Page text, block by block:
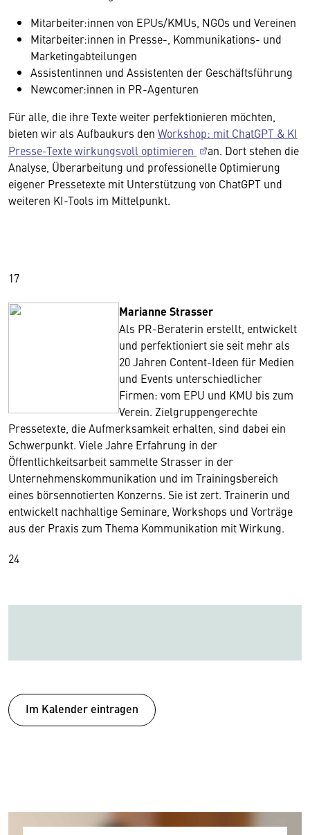
Mitarbeiter:innen von EPUs/KMUs, NGOs und Vereinen
Mitarbeiter:innen in Presse-, Kommunikations- und
Marketingabteilungen
Assistentinnen und Assistenten der Geschäftsführung
Newcomer:innen in PR-Agenturen
Für alle, die ihre Texte weiter perfektionieren möchten,
bieten wir als Aufbaukurs den Workshop: mit ChatGPT & KI
Presse-Texte wirkungsvoll optimieren
an. Dort stehen die
Analyse, Überarbeitung und professionelle Optimierung
eigener Pressetexte mit Unterstützung von ChatGPT und
weiteren KI-Tools im Mittelpunkt.
17
Marianne Strasser
Als PR-Beraterin erstellt, entwickelt
und perfektioniert sie seit mehr als
20 Jahren Content-Ideen für Medien
und Events unterschiedlicher
Firmen: vom EPU und KMU bis zum
Verein. Zielgruppengerechte
Pressetexte, die Aufmerksamkeit erhalten, sind dabei ein
Schwerpunkt. Viele Jahre Erfahrung in der
Öffentlichkeitsarbeit sammelte Strasser in der
Unternehmenskommunikation und im Trainingsbereich
eines börsennotierten Konzerns. Sie ist zert. Trainerin und
entwickelt nachhaltige Seminare, Workshops und Vorträge
aus der Praxis zum Thema Kommunikation mit Wirkung.
24
Im Kalender eintragen